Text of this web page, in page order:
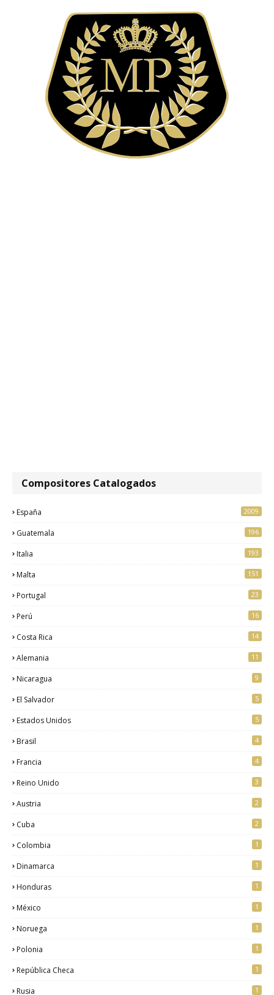
Compositores Catalogados
España 2009
Guatemala 196
Italia 193
Malta 151
Portugal 23
Perú 16
Costa Rica 14
Alemania 11
Nicaragua 9
El Salvador 5
Estados Unidos 5
Brasil 4
Francia 4
Reino Unido 3
Austria 2
Cuba 2
Colombia 1
Dinamarca 1
Honduras 1
México 1
Noruega 1
Polonia 1
República Checa 1
Rusia 1